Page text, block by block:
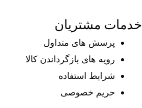
خدمات مشتریان
پرسش های متداول
رویه های بازگرداندن کالا
شرایط استفاده
حریم خصوصی